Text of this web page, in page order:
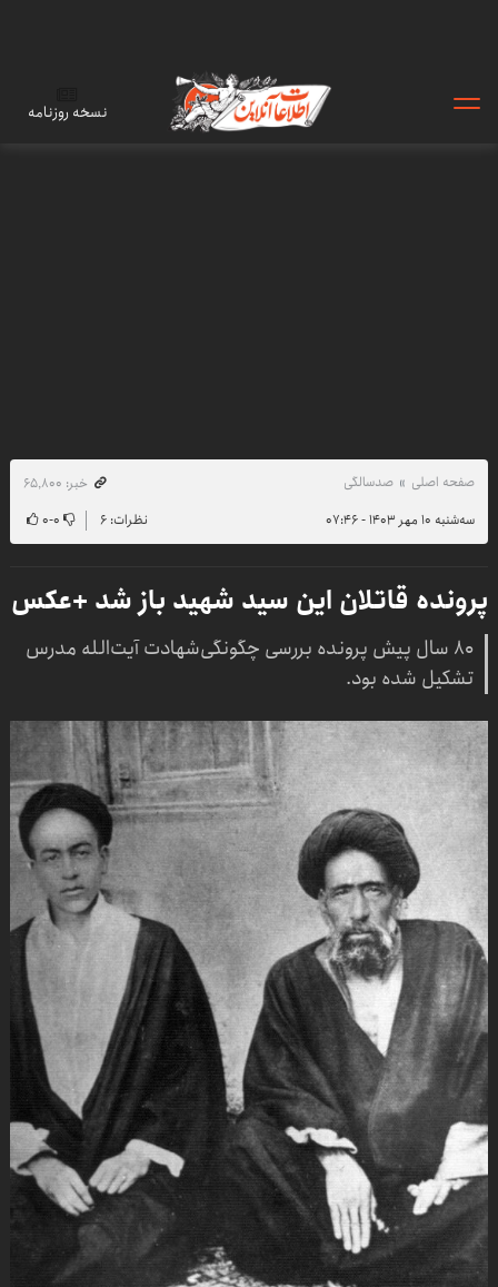
نسخه روزنامه
صفحه اصلی صدسالگی
خبر: ۶۵٬۸۰۰
سه‌شنبه ۱۰ مهر ۱۴۰۳ - ۰۷:۴۶
نظرات: ۶ ۰-۰
پرونده قاتلان این سید شهید باز شد +عکس
۸۰ سال پیش پرونده بررسی چگونگی‌شهادت آیت‌الله مدرس
تشکیل شده بود.